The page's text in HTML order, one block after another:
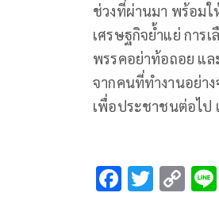
ช่วงที่ผ่านมา พร้อม
เศรษฐกิจย้ำแย่ การ
พรรคอย่าท้อถอย แล
จากคนที่ทำงานอย่า
เพื่อประชาชนต่อไป
F T C